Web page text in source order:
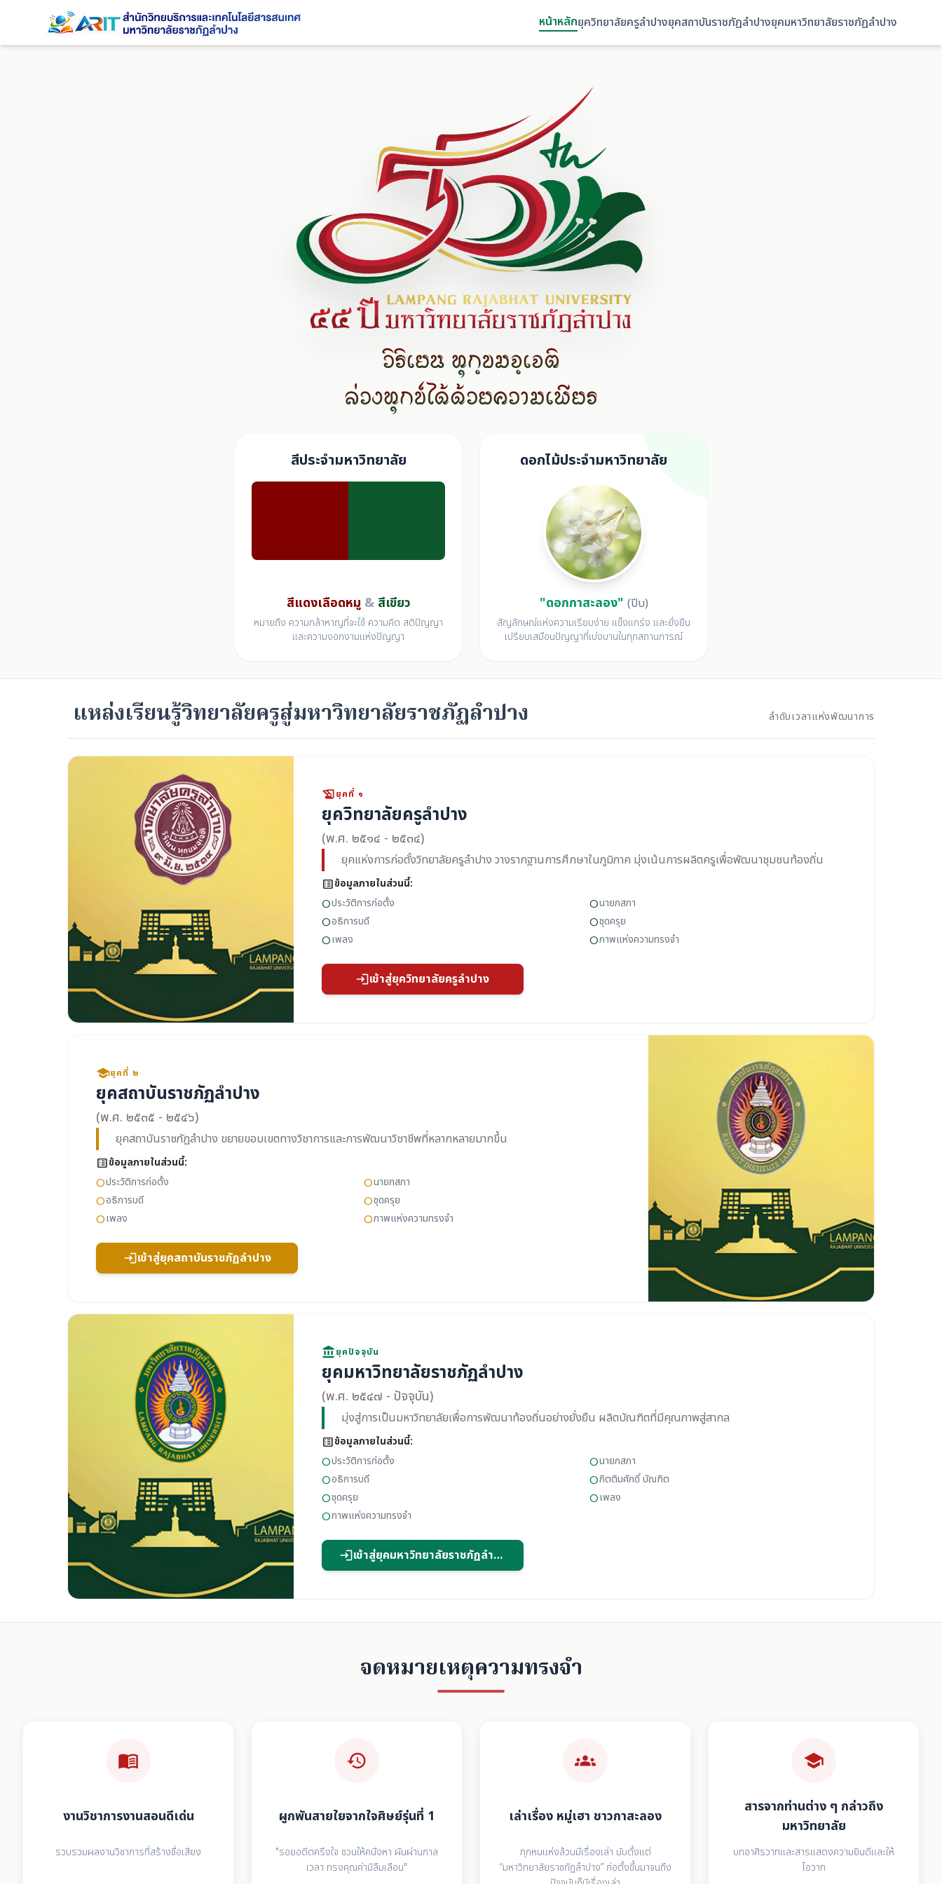
หน้าหลักยุควิทยาลัยครูลำปางยุคสถาบันราชภัฏลำปางยุคมหาวิทยาลัยราชภัฏลำปาง
วิริเยน ทุกฺขมจฺเจติ
ล่วงทุกข์ได้ด้วยความเพียร
สีประจำมหาวิทยาลัย
สีแดงเลือดหมู & สีเขียว
หมายถึง ความกล้าหาญที่จะใช้ ความคิด สติปัญญา
และความงอกงามแห่งปัญญา
ดอกไม้ประจำมหาวิทยาลัย
"ดอกกาสะลอง" (ปีบ)
สัญลักษณ์แห่งความเรียบง่าย แข็งแกร่ง และยั่งยืน
เปรียบเสมือนปัญญาที่เบ่งบานในทุกสถานการณ์
แหล่งเรียนรู้วิทยาลัยครูสู่มหาวิทยาลัยราชภัฏลำปาง ลำดับเวลาแห่งพัฒนาการ
history_eduยุคที่ ๑
ยุควิทยาลัยครูลำปาง
(พ.ศ. ๒๕๑๔ - ๒๕๓๔)
ยุคแห่งการก่อตั้งวิทยาลัยครูลำปาง วางรากฐานการศึกษาในภูมิภาค มุ่งเน้นการผลิตครูเพื่อพัฒนาชุมชนท้องถิ่น
list_altข้อมูลภายในส่วนนี้:
circleประวัติการก่อตั้ง circleนายกสภา
circleอธิการบดี circleชุดครุย
circleเพลง circleภาพแห่งความทรงจำ
loginเข้าสู่ยุควิทยาลัยครูลำปาง
schoolยุคที่ ๒
ยุคสถาบันราชภัฏลำปาง
(พ.ศ. ๒๕๓๕ - ๒๕๔๖)
ยุคสถาบันราชภัฏลำปาง ขยายขอบเขตทางวิชาการและการพัฒนาวิชาชีพที่หลากหลายมากขึ้น
list_altข้อมูลภายในส่วนนี้:
circleประวัติการก่อตั้ง circleนายกสภา
circleอธิการบดี circleชุดครุย
circleเพลง circleภาพแห่งความทรงจำ
loginเข้าสู่ยุคสถาบันราชภัฏลำปาง
account_balanceยุคปัจจุบัน
ยุคมหาวิทยาลัยราชภัฏลำปาง
(พ.ศ. ๒๕๔๗ - ปัจจุบัน)
มุ่งสู่การเป็นมหาวิทยาลัยเพื่อการพัฒนาท้องถิ่นอย่างยั่งยืน ผลิตบัณฑิตที่มีคุณภาพสู่สากล
list_altข้อมูลภายในส่วนนี้:
circleประวัติการก่อตั้ง circleนายกสภา
circleอธิการบดี circleกิตติมศักดิ์ บัณฑิต
circleชุดครุย circleเพลง
circleภาพแห่งความทรงจำ
login เข้าสู่ยุคมหาวิทยาลัยราชภัฏลำปาง
จดหมายเหตุความทรงจำ
menu_book
งานวิชาการงานสอนดีเด่น
รวบรวมผลงานวิชาการที่สร้างชื่อเสียง
history
ผูกพันสายใยจากใจศิษย์รุ่นที่ 1
"รอยอดีตครึงใจ ชวนให้คนึงหา ผันผ่านกาล
เวลา ทรงคุณค่ามิลืมเลือน"
groups
เล่าเรื่อง หมู่เฮา ชาวกาสะลอง
ทุกหนแห่งล้วนมีเรื่องเล่า นับตั้งแต่
“มหาวิทยาลัยราชภัฏลำปาง” ก่อตั้งขึ้นมาจนถึง
school
สารจากท่านต่าง ๆ กล่าวถึง
มหาวิทยาลัย
บทอาศิรวาทและสารแสดงความยินดีและให้
โอวาท